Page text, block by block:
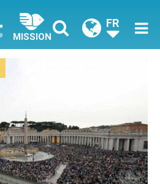
MISSION
FR